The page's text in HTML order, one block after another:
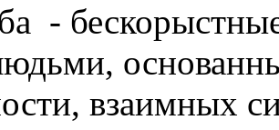
-
взаимных